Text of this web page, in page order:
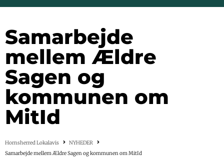
Samarbejde
mellem Ældre
Sagen og
kommunen om
MitId
Hornsherred Lokalavis
NYHEDER
Samarbejde mellem Ældre Sagen og kommunen om MitId